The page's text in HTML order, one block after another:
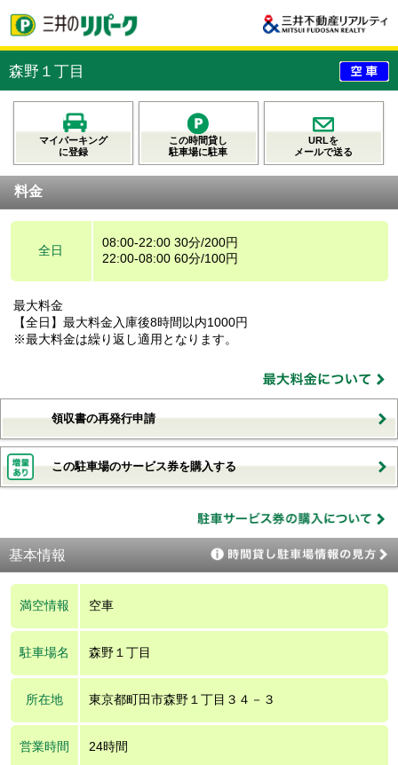
森野１丁目
マイパーキング
に登録
この時間貸し
駐車場に駐車
URLを
メールで送る
料金
全日
08:00-22:00 30分/200円
22:00-08:00 60分/100円
最大料金
【全日】最大料金入庫後8時間以内1000円
※最大料金は繰り返し適用となります。
領収書の再発行申請
この駐車場のサービス券を購入する
基本情報
満空情報 空車
駐車場名 森野１丁目
所在地 東京都町田市森野１丁目３４－３
営業時間 24時間